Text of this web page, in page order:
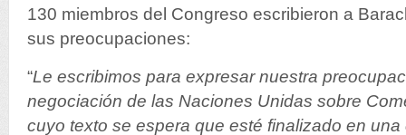
130 miembros del Congreso escribieron a
sus preocupaciones:
“Le escribimos para expresar nuestra
negociación de las Naciones Unidas sobre
cuyo texto se espera que esté finalizado en